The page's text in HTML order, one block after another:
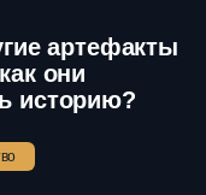
артефакты
они
историю?